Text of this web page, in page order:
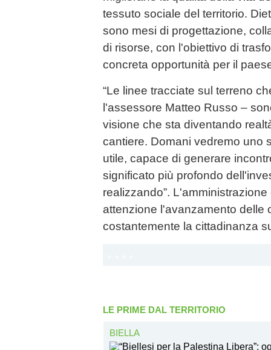
tessuto sociale del territorio.
sono mesi di progettazione,
di risorse, con l'obiettivo di
concreta opportunità per il
“Le linee tracciate sul terreno
l'assessore Matteo Russo –
visione che sta diventando
cantiere. Domani vedremo uno
utile, capace di generare
significato più profondo
realizzando”.
attenzione l'avanzamento delle
costantemente la cittadinanza
LE PRIME DAL TERRITORIO
BIELLA